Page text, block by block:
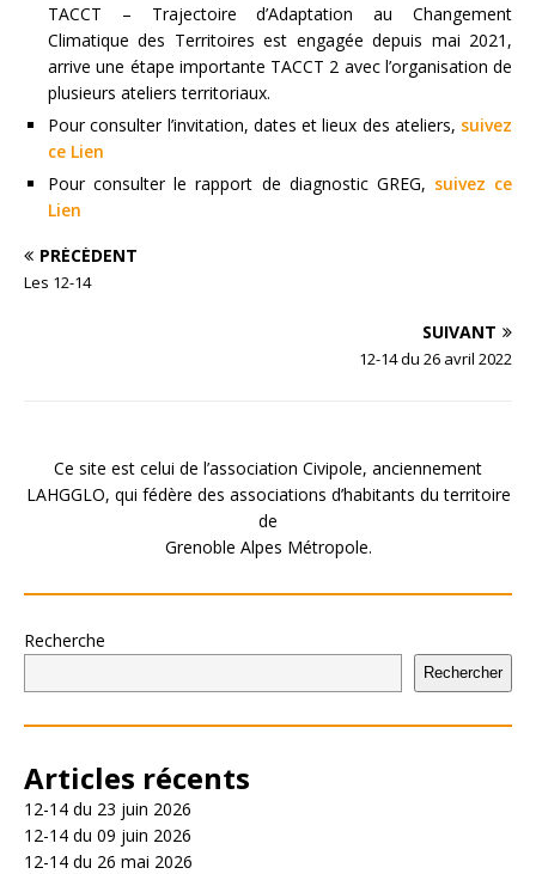
TACCT – Trajectoire d’Adaptation au Changement
Climatique des Territoires est engagée depuis mai 2021,
arrive une étape importante TACCT 2 avec l’organisation de
plusieurs ateliers territoriaux.
Pour consulter l’invitation, dates et lieux des ateliers, suivez
ce Lien
Pour consulter le rapport de diagnostic GREG, suivez ce
Lien
PRÉCÉDENT
Les 12-14
SUIVANT
12-14 du 26 avril 2022
Ce site est celui de l’association Civipole, anciennement
LAHGGLO, qui fédère des associations d’habitants du territoire
de
Grenoble Alpes Métropole.
Recherche
Rechercher
Articles récents
12-14 du 23 juin 2026
12-14 du 09 juin 2026
12-14 du 26 mai 2026